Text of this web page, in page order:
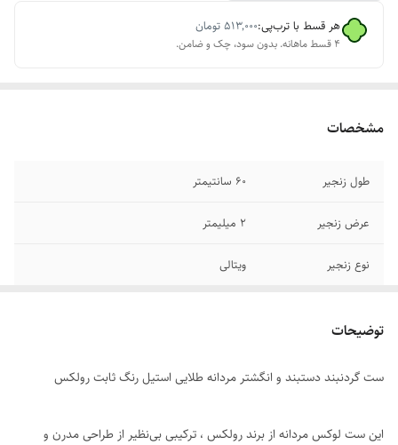
هر قسط با ترب‌پی:۵۱۳٬۰۰۰ تومان
۴ قسط ماهانه. بدون سود، چک و ضامن.
مشخصات
طول زنجیر ۶۰ سانتیمتر
عرض زنجیر ۲ میلیمتر
نوع زنجیر ویتالی
سایز انگشتر دارای سایز بندی
برند رولکس
توضیحات
ست گردنبند دستبند و انگشتر مردانه طلایی استیل رنگ ثابت رولکس
این ست لوکس مردانه از برند رولکس ، ترکیبی بی‌نظیر از طراحی مدرن و